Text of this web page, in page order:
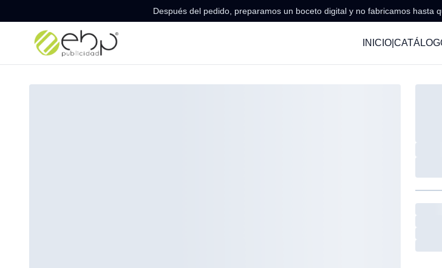
Después del pedido, preparamos un boceto digital y no fabricamos hasta
INICIO|